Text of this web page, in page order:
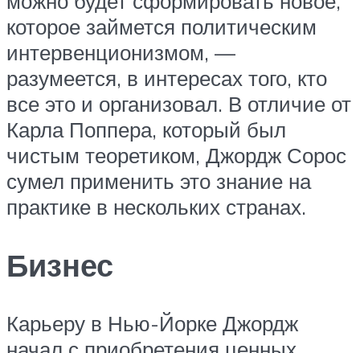
которое займется политическим
интервенционизмом, —
разумеется, в интересах того, кто
все это и организовал. В отличие от
Карла Поппера, который был
чистым теоретиком, Джордж Сорос
сумел применить это знание на
практике в нескольких странах.
Бизнес
Карьеру в Нью-Йорке Джордж